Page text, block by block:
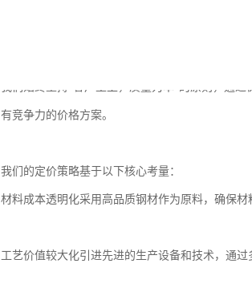
在德州地区，C型钢的销售价格受到原材料成本
我们始终坚持“客户至上，质量为本”的原则，通
有竞争力的价格方案。
我们的定价策略基于以下核心考量：
材料成本透明化采用高品质钢材作为原料，确保材
工艺价值较大化引进先进的生产设备和技术，通